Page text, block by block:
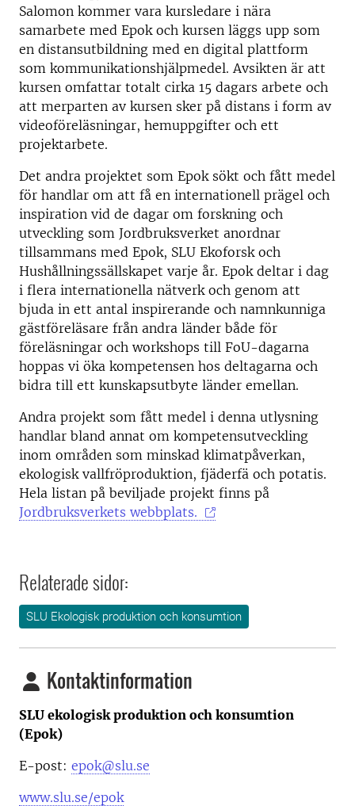
Salomon kommer vara kursledare i nära
samarbete med Epok och kursen läggs upp som
en distansutbildning med en digital plattform
som kommunikationshjälpmedel. Avsikten är att
kursen omfattar totalt cirka 15 dagars arbete och
att merparten av kursen sker på distans i form av
videoföreläsningar, hemuppgifter och ett
projektarbete.
Det andra projektet som Epok sökt och fått medel
för handlar om att få en internationell prägel och
inspiration vid de dagar om forskning och
utveckling som Jordbruksverket anordnar
tillsammans med Epok, SLU Ekoforsk och
Hushållningssällskapet varje år. Epok deltar i dag
i flera internationella nätverk och genom att
bjuda in ett antal inspirerande och namnkunniga
gästföreläsare från andra länder både för
föreläsningar och workshops till FoU-dagarna
hoppas vi öka kompetensen hos deltagarna och
bidra till ett kunskapsutbyte länder emellan.
Andra projekt som fått medel i denna utlysning
handlar bland annat om kompetensutveckling
inom områden som minskad klimatpåverkan,
ekologisk vallfröproduktion, fjäderfä och potatis.
Hela listan på beviljade projekt finns på
Jordbruksverkets webbplats.
Relaterade sidor:
SLU Ekologisk produktion och konsumtion
Kontaktinformation
SLU ekologisk produktion och konsumtion
(Epok)
E-post: epok@slu.se
www.slu.se/epok